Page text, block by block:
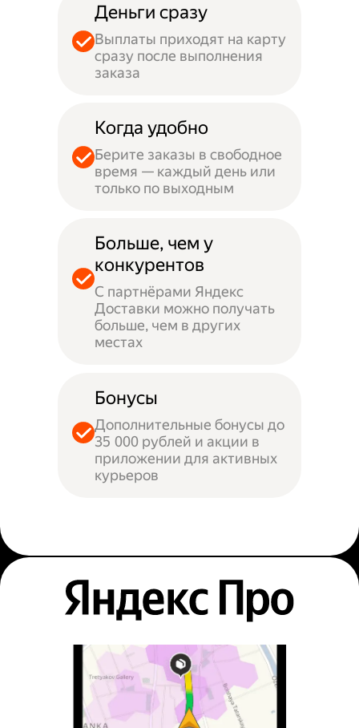
Деньги сразу
Выплаты приходят на карту
сразу после выполнения
заказа
Когда удобно
Берите заказы в свободное
время — каждый день или
только по выходным
Больше, чем у
конкурентов
С партнёрами Яндекс
Доставки можно получать
больше, чем в других
местах
Бонусы
Дополнительные бонусы до
35 000 рублей и акции в
приложении для активных
курьеров